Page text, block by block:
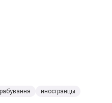
иностранцы